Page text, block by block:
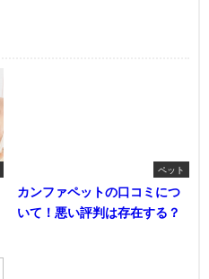
ペット
カンファペットの口コミにつ
いて！悪い評判は存在する？